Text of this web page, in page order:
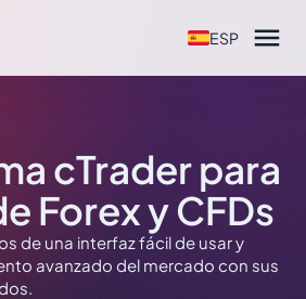
ESP 
cTrader para
Forex y CFDs
de una interfaz fácil de usar y
avanzado del mercado con sus